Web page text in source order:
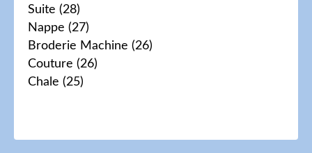
Suite (28)
Nappe (27)
Broderie Machine (26)
Couture (26)
Chale (25)